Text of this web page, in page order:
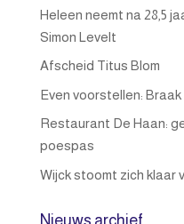
Heleen neemt na 28,5
Simon Levelt
Afscheid Titus Blom
Even voorstellen:
Restaurant De Haan:
poespas
Wijck stoomt zich klaar
Nieuws archief